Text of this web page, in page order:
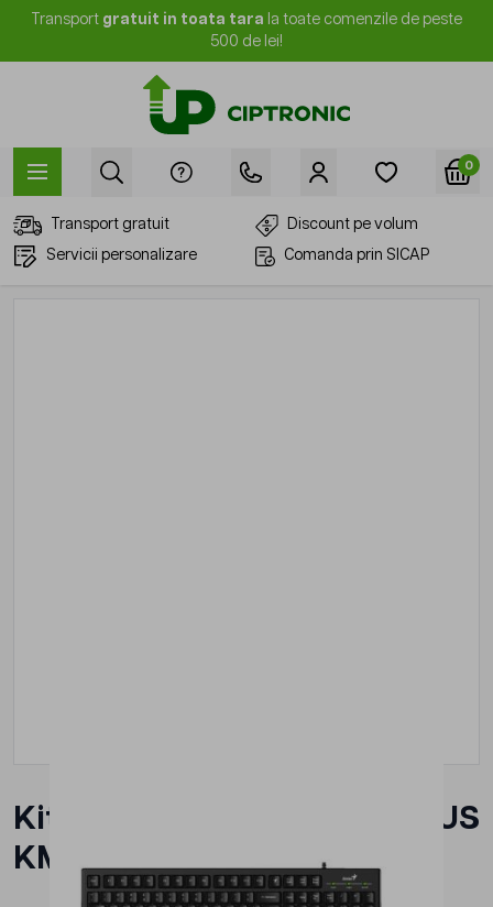
Mergi la Conținut
Transport gratuit in toata tara la toate comenzile de peste
500 de lei!
0
Transport gratuit
Discount pe volum
Servicii personalizare
Comanda prin SICAP
Kit tastatura + mouse GENIUS
KM-160, cu fir, Negru